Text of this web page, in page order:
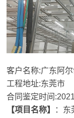
客户名称:广东阿
工程地址:东莞市
合同鉴定时间
【项目名称】
：东